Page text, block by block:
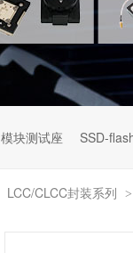
模块测试座 SSD-
LCC/CLCC封装系列 >